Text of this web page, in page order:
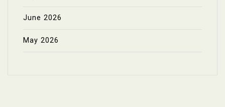
June 2026
May 2026